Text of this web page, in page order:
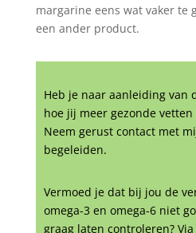
margarine eens wat vaker te
een ander product.
Heb je naar aanleiding van
hoe jij meer gezonde
Neem gerust contact met
begeleiden.
Vermoed je dat bij jou de
omega-3 en omega-6 niet
graag laten controleren?